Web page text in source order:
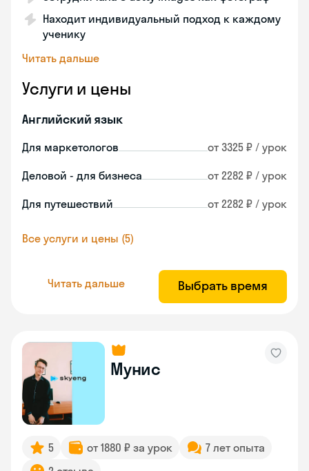
Находит индивидуальный подход к каждому
ученику
Читать дальше
Услуги и цены
Английский язык
Для маркетологов от 3325 ₽ / урок
Деловой - для бизнеса от 2282 ₽ / урок
Для путешествий от 2282 ₽ / урок
Все услуги и цены (5)
Читать дальше Выбрать время
Мунис
5 от 1880 ₽ за урок
7 лет опыта